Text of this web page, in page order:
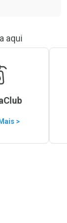
aqui
>